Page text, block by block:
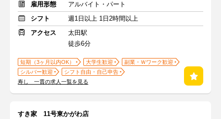
雇用形態
アルバイト・パート
シフト
週1日以上 1日2時間以上
アクセス
太田駅
徒歩6分
短期（3ヶ月以内OK） 大学生歓迎
副業・Ｗワーク歓迎
シルバー歓迎
シフト自由・自己申告
寿し 一貫の求人一覧を見る
すき家 11号東かがわ店